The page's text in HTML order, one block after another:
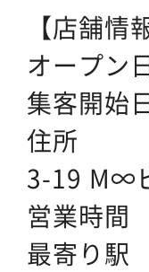
【店舗情
オープン
集客開始
住所 ：
3-19 M∞
営業時
最寄り駅